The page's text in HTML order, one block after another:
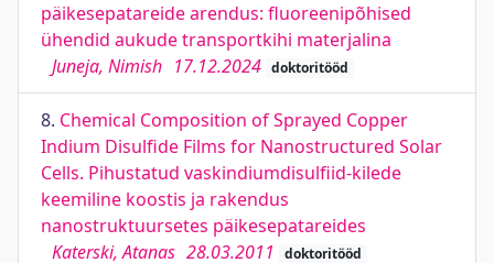
päikesepatareide arendus: fluoreenipõhised
ühendid aukude transportkihi materjalina
Juneja, Nimish 17.12.2024 doktoritööd
8. Chemical Composition of Sprayed Copper
Indium Disulfide Films for Nanostructured Solar
Cells. Pihustatud vaskindiumdisulfiid-kilede
keemiline koostis ja rakendus
nanostruktuursetes päikesepatareides
Katerski, Atanas 28.03.2011 doktoritööd